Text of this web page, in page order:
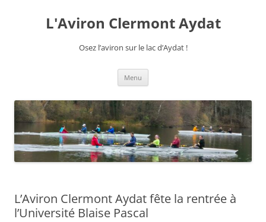
L'Aviron Clermont Aydat
Osez l’aviron sur le lac d’Aydat !
Menu
L’Aviron Clermont Aydat fête la rentrée à
l’Université Blaise Pascal